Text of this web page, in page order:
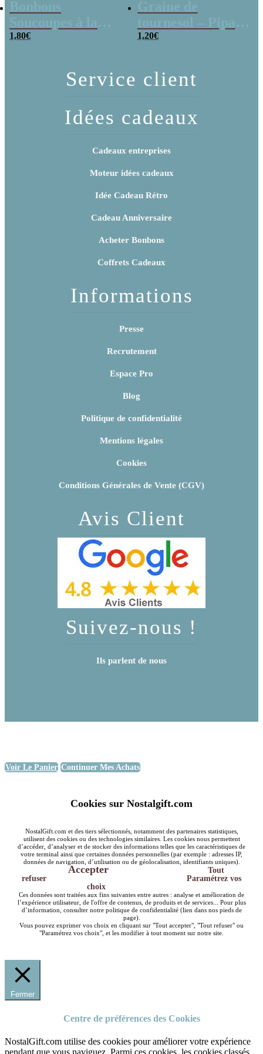
poudre (x20)
1,80€
x 3
1,20€
Service client
Idées cadeaux
Cadeaux entreprises
Moteur idées cadeaux
Idée Cadeau Rétro
Cadeau Anniversaire
Acheter Bonbons
Coffrets Cadeaux
Informations
Presse
Recrutement
Espace Pro
Blog
Politique de confidentialité
Mentions légales
Cookies
Conditions Générales de Vente (CGV)
Avis Client
Suivez-nous !
Ils parlent de nous
Voir Le Panier Continuer Mes Achats
Cookies sur Nostalgift.com
NostalGift.com et des tiers sélectionnés, notamment des partenaires statistiques,
utilisent des cookies ou des technologies similaires. Les cookies nous permettent
d’accéder, d’analyser et de stocker des informations telles que les caractéristiques de
votre terminal ainsi que certaines données personnelles (par exemple : adresses IP,
données de navigation, d’utilisation ou de géolocalisation, identifiants uniques).
Accepter
Tout
refuser
Paramétrez vos
choix
Ces données sont traitées aux fins suivantes entre autres : analyse et amélioration de
l’expérience utilisateur, de l'offre de contenus, de produits et de services... Pour plus
d’information, consulter notre politique de confidentialité (lien dans nos pieds de
page).
Vous pouvez exprimer vos choix en cliquant sur "Tout accepter", "Tout refuser" ou
"Paramétrez vos choix", et les modifier à tout moment sur notre site.
Fermer
Centre de préférences des Cookies
NostalGift.com utilise des cookies pour améliorer votre expérience
pendant que vous naviguez. Parmi ces cookies, les cookies classés